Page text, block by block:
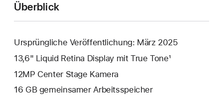
Überblick
Ursprüngliche Veröffentlichung: März 2025
13,6" Liquid Retina Display mit True Tone¹
12MP Center Stage Kamera
16 GB gemeinsamer Arbeitsspeicher